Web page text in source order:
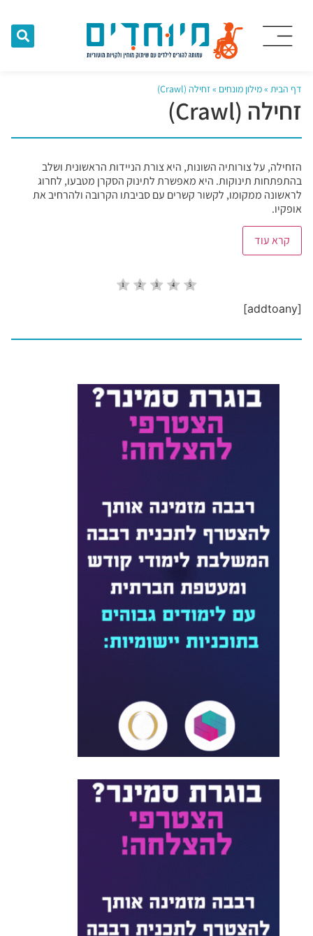
דף הבית »מילון מונחים »זחילה (Crawl)
זחילה (Crawl)
הזחילה, על צורותיה השונות, היא צורת הניידות הראשונית ושלב
בהתפתחות תינוקות. היא מאפשרת לתינוק הסקרן מטבעו, לחרוג
לראשונה ממקומו, לקשור קשרים עם סביבתו הקרובה ולהרחיב את
אופקיו.
קרא עוד
[addtoany]